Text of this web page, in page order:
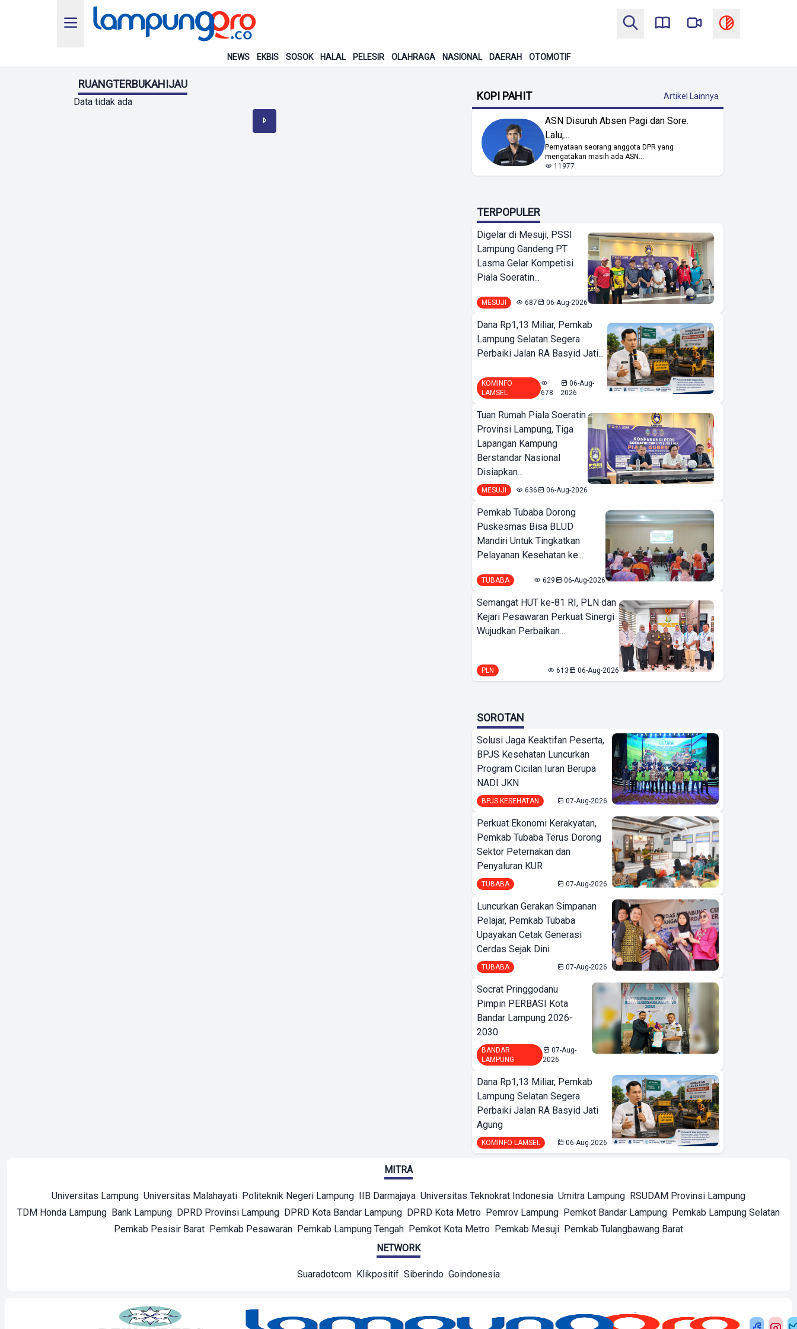
NEWS EKBIS SOSOK HALAL PELESIR OLAHRAGA NASIONAL DAERAH OTOMOTIF
RUANGTERBUKAHIJAU
Data tidak ada KOPI PAHIT Artikel Lainnya
ASN Disuruh Absen Pagi dan Sore.
Lalu,...
Pernyataan seorang anggota DPR yang
mengatakan masih ada ASN...
11977
TERPOPULER
Digelar di Mesuji, PSSI
Lampung Gandeng PT
Lasma Gelar Kompetisi
Piala Soeratin...
MESUJI 687 06-Aug-2026
Dana Rp1,13 Miliar, Pemkab
Lampung Selatan Segera
Perbaiki Jalan RA Basyid Jati...
KOMINFO
LAMSEL
678
06-Aug-
2026
Tuan Rumah Piala Soeratin
Provinsi Lampung, Tiga
Lapangan Kampung
Berstandar Nasional
Disiapkan...
MESUJI 636 06-Aug-2026
Pemkab Tubaba Dorong
Puskesmas Bisa BLUD
Mandiri Untuk Tingkatkan
Pelayanan Kesehatan ke...
TUBABA 629 06-Aug-2026
Semangat HUT ke-81 RI, PLN dan
Kejari Pesawaran Perkuat Sinergi
Wujudkan Perbaikan...
PLN 613 06-Aug-2026
SOROTAN
Solusi Jaga Keaktifan Peserta,
BPJS Kesehatan Luncurkan
Program Cicilan Iuran Berupa
NADI JKN
BPJS KESEHATAN 07-Aug-2026
Perkuat Ekonomi Kerakyatan,
Pemkab Tubaba Terus Dorong
Sektor Peternakan dan
Penyaluran KUR
TUBABA 07-Aug-2026
Luncurkan Gerakan Simpanan
Pelajar, Pemkab Tubaba
Upayakan Cetak Generasi
Cerdas Sejak Dini
TUBABA 07-Aug-2026
Socrat Pringgodanu
Pimpin PERBASI Kota
Bandar Lampung 2026-
2030
BANDAR
LAMPUNG
07-Aug-
2026
Dana Rp1,13 Miliar, Pemkab
Lampung Selatan Segera
Perbaiki Jalan RA Basyid Jati
Agung
KOMINFO LAMSEL 06-Aug-2026
MITRA
Universitas Lampung Universitas Malahayati Politeknik Negeri Lampung IIB Darmajaya Universitas Teknokrat Indonesia Umitra Lampung RSUDAM Provinsi Lampung
TDM Honda Lampung Bank Lampung DPRD Provinsi Lampung DPRD Kota Bandar Lampung DPRD Kota Metro Pemrov Lampung Pemkot Bandar Lampung Pemkab Lampung Selatan
Pemkab Pesisir Barat Pemkab Pesawaran Pemkab Lampung Tengah Pemkot Kota Metro Pemkab Mesuji Pemkab Tulangbawang Barat
NETWORK
Suaradotcom Klikpositif Siberindo Goindonesia